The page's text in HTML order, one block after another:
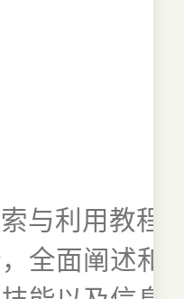
索与利用教程
全面阐述和